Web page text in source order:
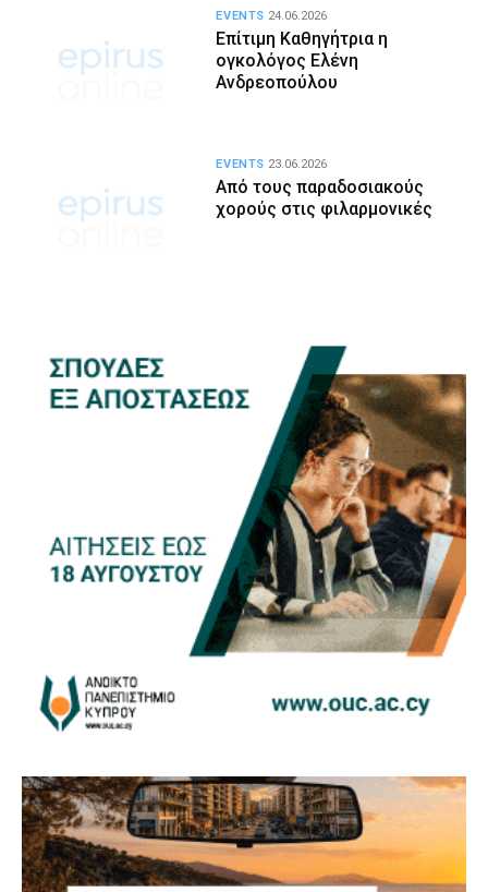
Επίτιμη Καθηγήτρια η
ογκολόγος Ελένη
Ανδρεοπούλου
EVENTS 24.06.2026
Από τους παραδοσιακούς
χορούς στις φιλαρμονικές
EVENTS 23.06.2026